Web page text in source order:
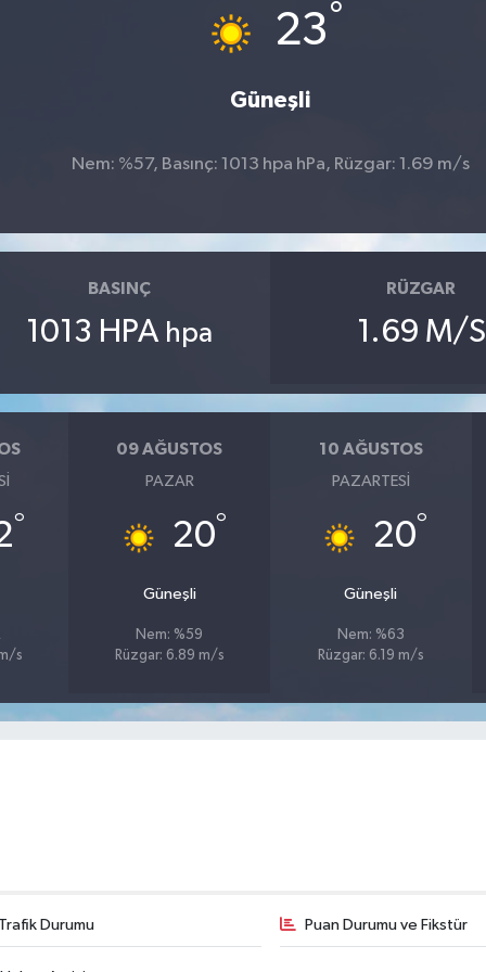
23°
Güneşli
Nem: %57, Basınç: 1013 hpa hPa, Rüzgar: 1.69 m/s
BASINÇ
1013 HPA hpa
RÜZGAR
1.69 M/S
°
s
09 AĞUSTOS
PAZAR
20°
Güneşli
Nem: %59
Rüzgar: 6.89 m/s
10 AĞUSTOS
PAZARTESI
20°
Güneşli
Nem: %63
Rüzgar: 6.19 m/s
Trafik Durumu Puan Durumu ve Fikstür